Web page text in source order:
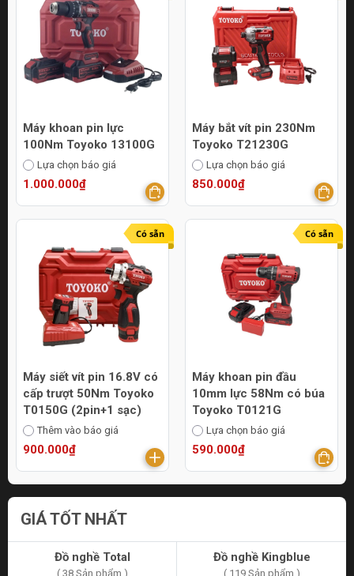
Máy khoan pin lực
100Nm Toyoko 13100G
Lựa chọn báo giá
1.000.000₫
Máy bắt vít pin 230Nm
Toyoko T21230G
Lựa chọn báo giá
850.000₫
Có sẵn
Máy siết vít pin 16.8V có
cấp trượt 50Nm Toyoko
T0150G (2pin+1 sạc)
Thêm vào báo giá
900.000₫
Có sẵn
Máy khoan pin đầu
10mm lực 58Nm có búa
Toyoko T0121G
Lựa chọn báo giá
590.000₫
GIÁ TỐT NHẤT
Đồ nghề Total
( 38 Sản phẩm )
Đồ nghề Kingblue
( 119 Sản phẩm )